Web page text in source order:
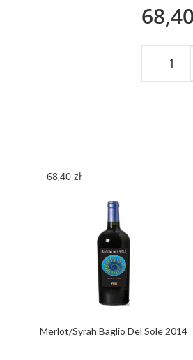
68,40
Moscatel
Merlot/Syrah Baglio Del Sole 2014
68,40 zł